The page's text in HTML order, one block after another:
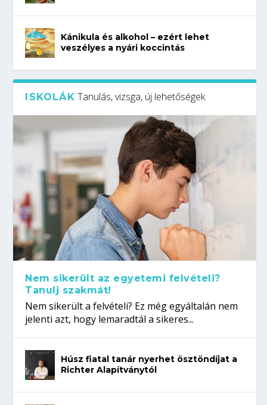
Kánikula és alkohol – ezért lehet
veszélyes a nyári koccintás
ISKOLÁK Tanulás, vizsga, új lehetőségek
Nem sikerült az egyetemi felvételi?
Tanulj szakmát!
Nem sikerült a felvételi? Ez még egyáltalán nem
jelenti azt, hogy lemaradtál a sikeres...
Húsz fiatal tanár nyerhet ösztöndíjat a
Richter Alapítványtól